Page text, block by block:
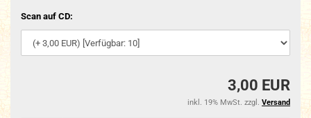
Scan auf CD:
3,00 EUR
inkl. 19% MwSt. zzgl. Versand